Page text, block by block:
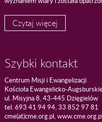
Czytaj więcej
Szybki kontakt
Centrum Misji i Ewangelizacji
Kościoła Ewangelicko-
ul. Misyjna 8, 43-445 Dzięgielów
tel. 693 41 94 94, 33 852 97 81
cme(at)cme.org.pl,